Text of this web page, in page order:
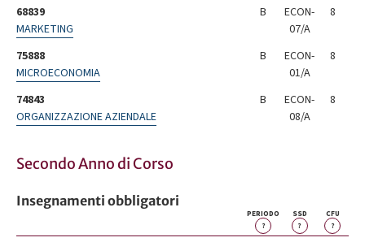
68839
MARKETING
B
ECON-
07/A
8
75888
MICROECONOMIA
B
ECON-
01/A
8
74843
ORGANIZZAZIONE AZIENDALE
B
ECON-
08/A
8
Secondo Anno di Corso
Insegnamenti obbligatori
PERIODO
?
SSD
?
CFU
?